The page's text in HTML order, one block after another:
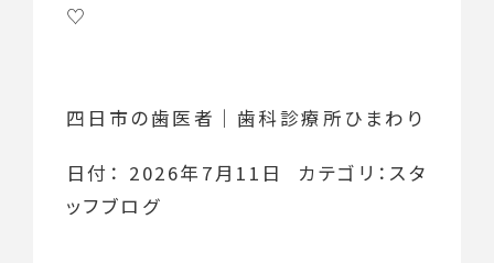
♡
四日市の歯医者｜歯科診療所ひまわり
日付： 2026年7月11日 カテゴリ： スタ
ッフブログ